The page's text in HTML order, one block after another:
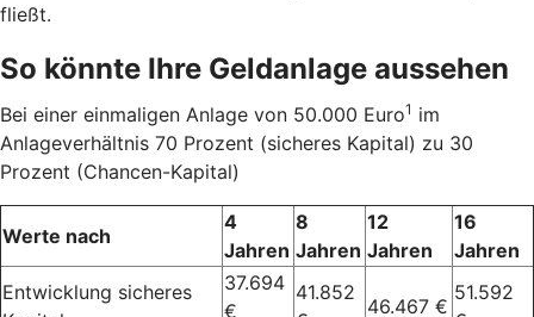
fließt.
So könnte Ihre Geldanlage aussehen
Bei einer einmaligen Anlage von 50.000 Euro1 im
Anlageverhältnis 70 Prozent (sicheres Kapital) zu 30
Prozent (Chancen-Kapital)
Werte nach
4
Jahren
8
Jahren
12
Jahren
16
Jahren
Entwicklung sicheres
37.694
€
41.852
46.467 €
51.592